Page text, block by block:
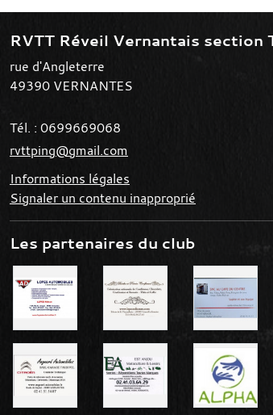
RVTT Réveil Vernantais section
rue d'Angleterre
49390 VERNANTES
Tél. : 0699669068
rvttping@gmail.com
Informations légales
Signaler un contenu inapproprié
Les partenaires du club